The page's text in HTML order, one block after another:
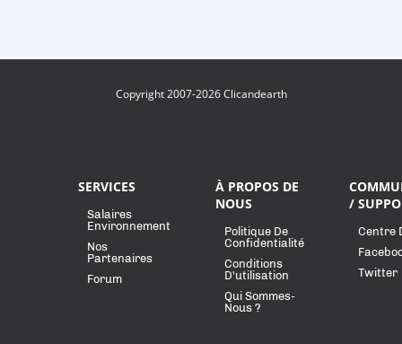
Copyright 2007-2026 Clicandearth
SERVICES
Salaires
Environnement
Nos
Partenaires
Forum
À PROPOS DE
NOUS
Politique De
Confidentialité
Conditions
D'utilisation
Qui Sommes-
Nous ?
/
Centre
Twitter